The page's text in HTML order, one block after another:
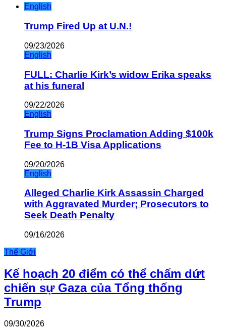
English
Trump Fired Up at U.N.!
09/23/2026
English
FULL: Charlie Kirk’s widow Erika speaks
at his funeral
09/22/2026
English
Trump Signs Proclamation Adding $100k
Fee to H-1B Visa Applications
09/20/2026
English
Alleged Charlie Kirk Assassin Charged
with Aggravated Murder; Prosecutors to
Seek Death Penalty
09/16/2026
Thế Giới
Kế hoạch 20 điểm có thể chấm dứt
chiến sự Gaza của Tổng thống
Trump
09/30/2026